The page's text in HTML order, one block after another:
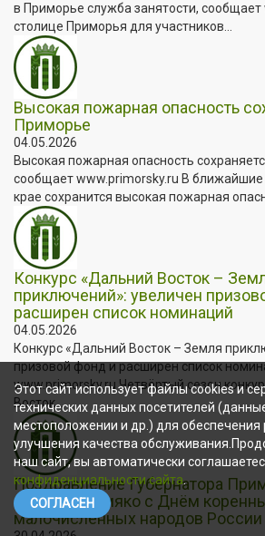
в Приморье служба занятости,
столице Приморья для участников...
Высокая пожарная опасность
Приморье
04.05.2026
Высокая пожарная опасность
сообщает www.primorsky.ru В
крае сохранится высокая пожарная
Конкурс «Дальний Восток –
приключений»: увеличен
расширен список номинаций
04.05.2026
Конкурс «Дальний Восток – Земля
призовой фонд и расширен список
www.primorsky.ru Четвёртый сезон
Восток...
Поздравление Губернатора
Олега Кожемяко с Днём
малочисленных народов России
Этот сайт использует файлы cookies и
технических данных посетителей
местоположении и др.) для обеспечения
улучшения качества
наш сайт, вы автоматически
конфиденциальности сайта.
СОГЛАСЕН